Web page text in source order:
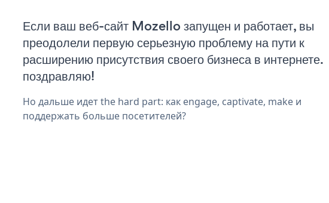
Если ваш веб-сайт Mozello запущен и работает, вы
преодолели первую серьезную проблему на пути к
расширению присутствия своего бизнеса в интернете.
поздравляю!
Но дальше идет the hard part: как engage, captivate, make и
поддержать больше посетителей?